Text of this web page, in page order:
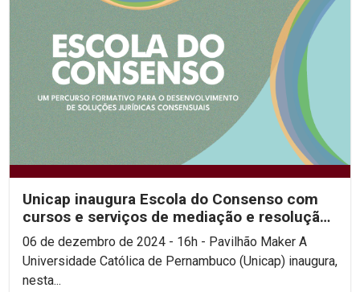
Unicap inaugura Escola do Consenso com
cursos e serviços de mediação e resolução
de conflitos...
06 de dezembro de 2024 - 16h - Pavilhão Maker A
Universidade Católica de Pernambuco (Unicap) inaugura,
nesta...